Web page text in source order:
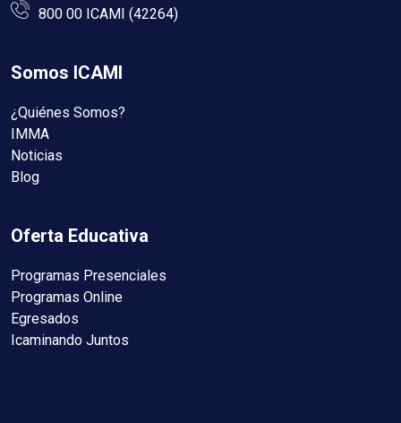
800 00 ICAMI (42264)
Somos ICAMI
¿Quiénes Somos?
IMMA
Noticias
Blog
Oferta Educativa
Programas Presenciales
Programas Online
Egresados
Icaminando Juntos